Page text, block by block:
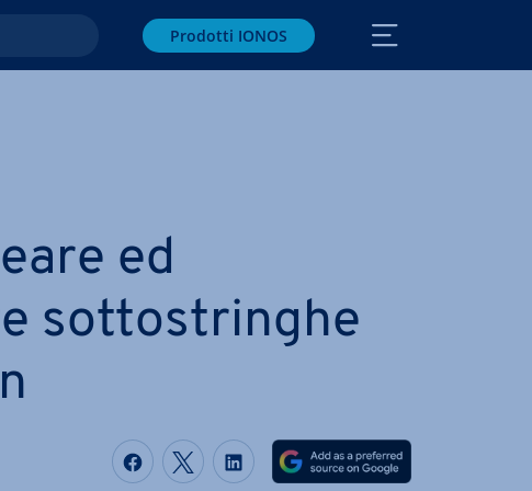
Prodotti IONOS
ed
sot­to­strin­ghe
Condividi via Facebook
Condividi via Twitter
Condividi via LinkedIN